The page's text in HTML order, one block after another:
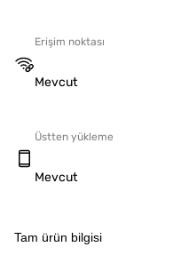
Erişim noktası
Mevcut
Üstten yükleme
Mevcut
Tam ürün bilgisi